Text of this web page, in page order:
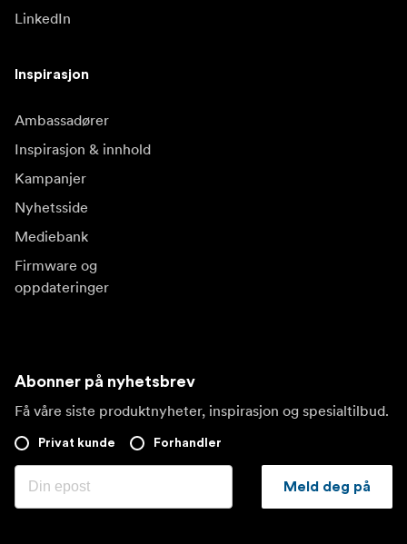
LinkedIn
Inspirasjon
Ambassadører
Inspirasjon & innhold
Kampanjer
Nyhetsside
Mediebank
Firmware og
oppdateringer
Abonner på nyhetsbrev
Få våre siste produktnyheter, inspirasjon og spesialtilbud.
Privat kunde Forhandler
Meld deg på